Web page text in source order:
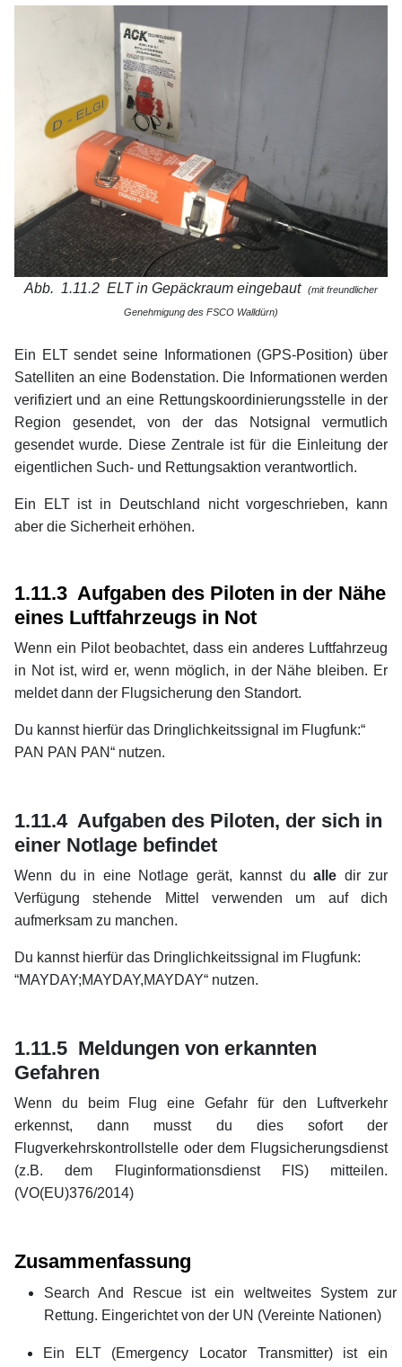
Abb. 1.11.2 ELT in Gepäckraum eingebaut (mit freundlicher
Genehmigung des FSCO Walldürn)
Ein ELT sendet seine Informationen (GPS-Position) über
Satelliten an eine Bodenstation. Die Informationen werden
verifiziert und an eine Rettungskoordinierungsstelle in der
Region gesendet, von der das Notsignal vermutlich
gesendet wurde. Diese Zentrale ist für die Einleitung der
eigentlichen Such- und Rettungsaktion verantwortlich.
Ein ELT ist in Deutschland nicht vorgeschrieben, kann
aber die Sicherheit erhöhen.
1.11.3 Aufgaben des Piloten in der Nähe
eines Luftfahrzeugs in Not
Wenn ein Pilot beobachtet, dass ein anderes Luftfahrzeug
in Not ist, wird er, wenn möglich, in der Nähe bleiben. Er
meldet dann der Flugsicherung den Standort.
Du kannst hierfür das Dringlichkeitssignal im Flugfunk:“
PAN PAN PAN“ nutzen.
1.11.4 Aufgaben des Piloten, der sich in
einer Notlage befindet
Wenn du in eine Notlage gerät, kannst du alle dir zur
Verfügung stehende Mittel verwenden um auf dich
aufmerksam zu manchen.
Du kannst hierfür das Dringlichkeitssignal im Flugfunk:
“MAYDAY;MAYDAY,MAYDAY“ nutzen.
1.11.5 Meldungen von erkannten
Gefahren
Wenn du beim Flug eine Gefahr für den Luftverkehr
erkennst, dann musst du dies sofort der
Flugverkehrskontrollstelle oder dem Flugsicherungsdienst
(z.B. dem Fluginformationsdienst FIS) mitteilen.
(VO(EU)376/2014)
Zusammenfassung
Search And Rescue ist ein weltweites System
Rettung. Eingerichtet von der UN (Vereinte Nationen)
Ein ELT (Emergency Locator Transmitter) ist ein